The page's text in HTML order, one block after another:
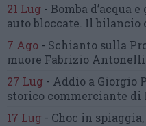
21 Lug - Bomba d’acqua
auto bloccate. Il bilancio
7 Ago - Schianto sulla
muore Fabrizio Antonelli
27 Lug - Addio a Giorgio
storico commerciante di
17 Lug - Choc in spiaggia,